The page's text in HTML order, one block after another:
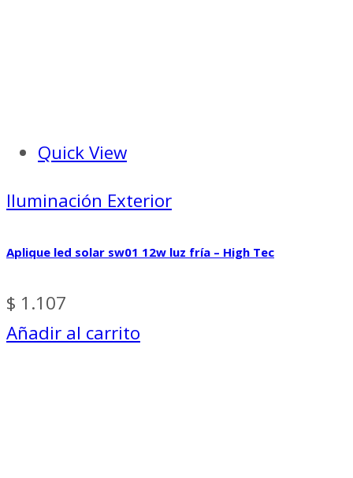
Quick View
Iluminación Exterior
Aplique led solar sw01 12w luz fría – High Tec
$ 1.107
Añadir al carrito